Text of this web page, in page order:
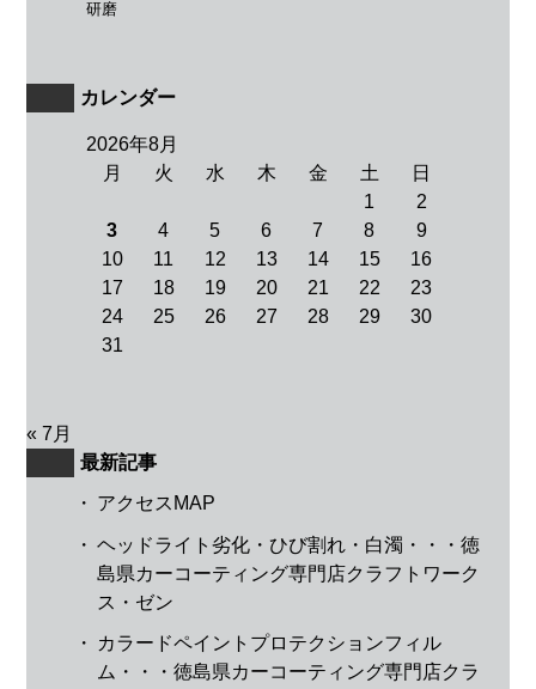
研磨
カレンダー
2026年8月
月
火 水 木 金 土
日
1
2
3
4 5 6 7 8
9
10
11 12 13 14 15
16
17
18 19 20 21 22
23
24
25 26 27 28 29
30
31
« 7月
最新記事
・ アクセスMAP
・ ヘッドライト劣化・ひび割れ・白濁・・・徳
島県カーコーティング専門店クラフトワーク
ス・ゼン
・
カラードペイントプロテクションフィル
ム・・・徳島県カーコーティング専門店クラ